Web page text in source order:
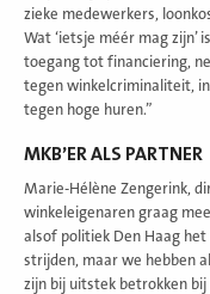
zieke medewerkers,
Wat ‘ietsje méér mag zijn’
toegang tot financiering,
tegen winkelcriminaliteit,
tegen hoge huren.”
MKB’ER ALS PARTNER
Marie-Hélène Zengerink,
winkeleigenaren graag
alsof politiek Den Haag
strijden, maar we hebben
zijn bij uitstek betrokken